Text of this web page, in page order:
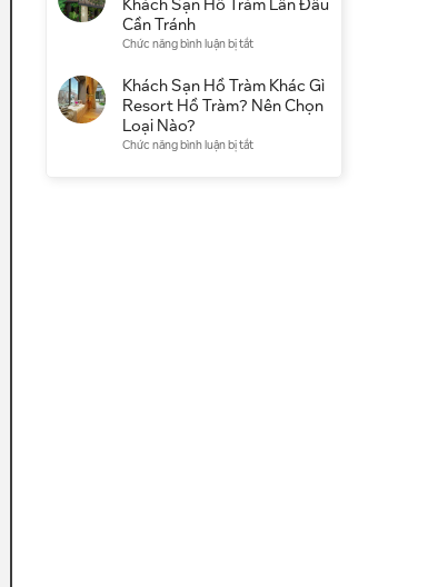
lịch
chọn
Kinh
thực
tế
Hay
Đặt
Tiếp
Khách Sạn Hồ Tràm Lần Đầu
Cần Tránh
Chức năng bình luận bị tắtở
Sai
Lầm
Khách Sạn Hồ Tràm Khác Gì
Resort Hồ Tràm? Nên Chọn
Loại Nào?
Chức năng bình luận bị tắtở